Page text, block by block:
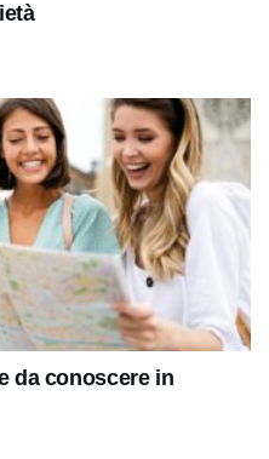
da conoscere in